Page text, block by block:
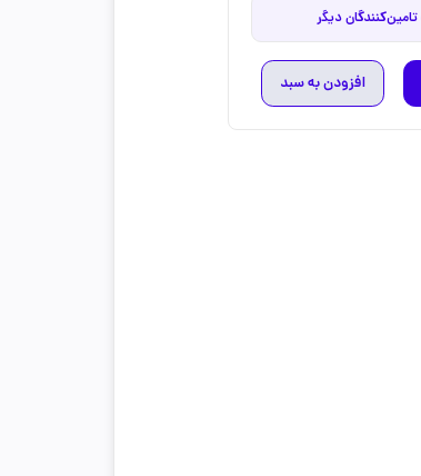
افزودن به سبد